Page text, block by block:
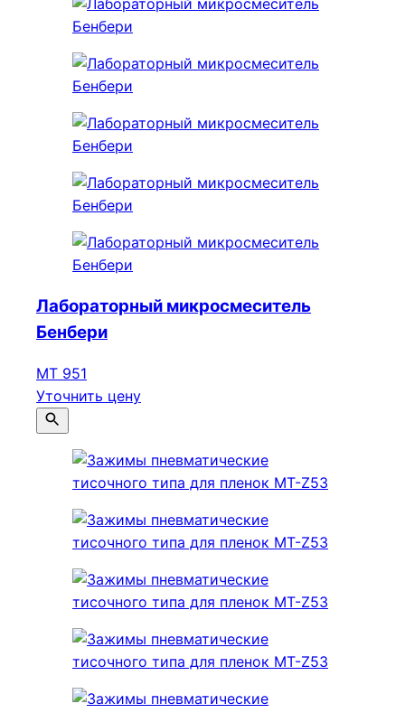
Лабораторный микросмеситель
Бенбери
МТ 951
Уточнить цену